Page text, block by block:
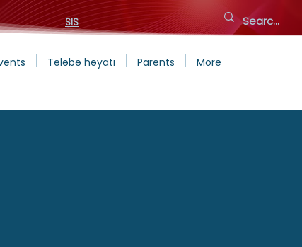
SIS
Tələbə həyatı Parents More